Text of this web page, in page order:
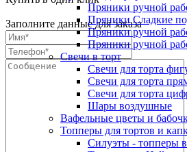
Пряники ручной
Пряники Сладкие
Пряники ручной
Пряники ручной
Свечи в торт
Свечи для торта
Свечи для торта
Свечи для торта
Шары воздушные
Вафельные цветы и
Топперы для тортов и
Силуэты - топперы
Заполните данные для заказа